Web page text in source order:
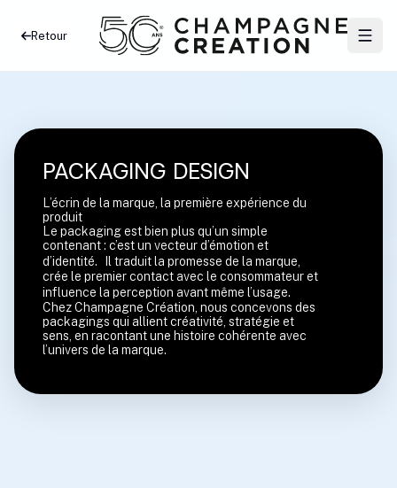
Retour
PACKAGING DESIGN
L’écrin de la marque, la première expérience du
produit
Le packaging est bien plus qu’un simple
contenant : c’est un vecteur d’émotion et
d’identité. Il traduit la promesse de la marque,
crée le premier contact avec le consommateur et
influence la perception avant même l’usage.
Chez Champagne Création, nous concevons des
packagings qui allient créativité, stratégie et
sens, en racontant une histoire cohérente avec
l’univers de la marque.